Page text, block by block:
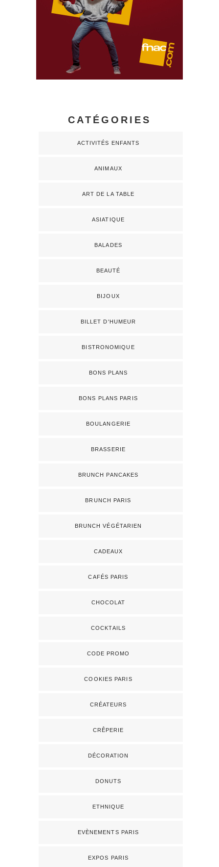
CATÉGORIES
ACTIVITÉS ENFANTS
ANIMAUX
ART DE LA TABLE
ASIATIQUE
BALADES
BEAUTÉ
BIJOUX
BILLET D'HUMEUR
BISTRONOMIQUE
BONS PLANS
BONS PLANS PARIS
BOULANGERIE
BRASSERIE
BRUNCH PANCAKES
BRUNCH PARIS
BRUNCH VÉGÉTARIEN
CADEAUX
CAFÉS PARIS
CHOCOLAT
COCKTAILS
CODE PROMO
COOKIES PARIS
CRÉATEURS
CRÊPERIE
DÉCORATION
DONUTS
ETHNIQUE
EVÈNEMENTS PARIS
EXPOS PARIS